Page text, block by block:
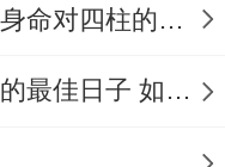
行业，如贸易，
八字中的胎命身是什么,胎身命对四柱的影响
2024年农历12月宝宝出生的最佳日子 如何挑选适合的吉日